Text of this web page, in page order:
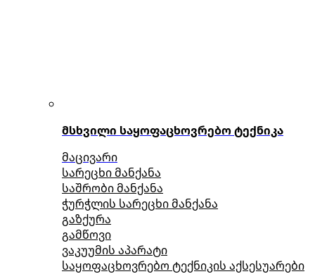
მსხვილი საყოფაცხოვრებო ტექნიკა
მაცივარი
სარეცხი მანქანა
საშრობი მანქანა
ჭურჭლის სარეცხი მანქანა
გაზქურა
გამწოვი
ვაკუუმის აპარატი
საყოფაცხოვრებო ტექნიკის აქსესუარები